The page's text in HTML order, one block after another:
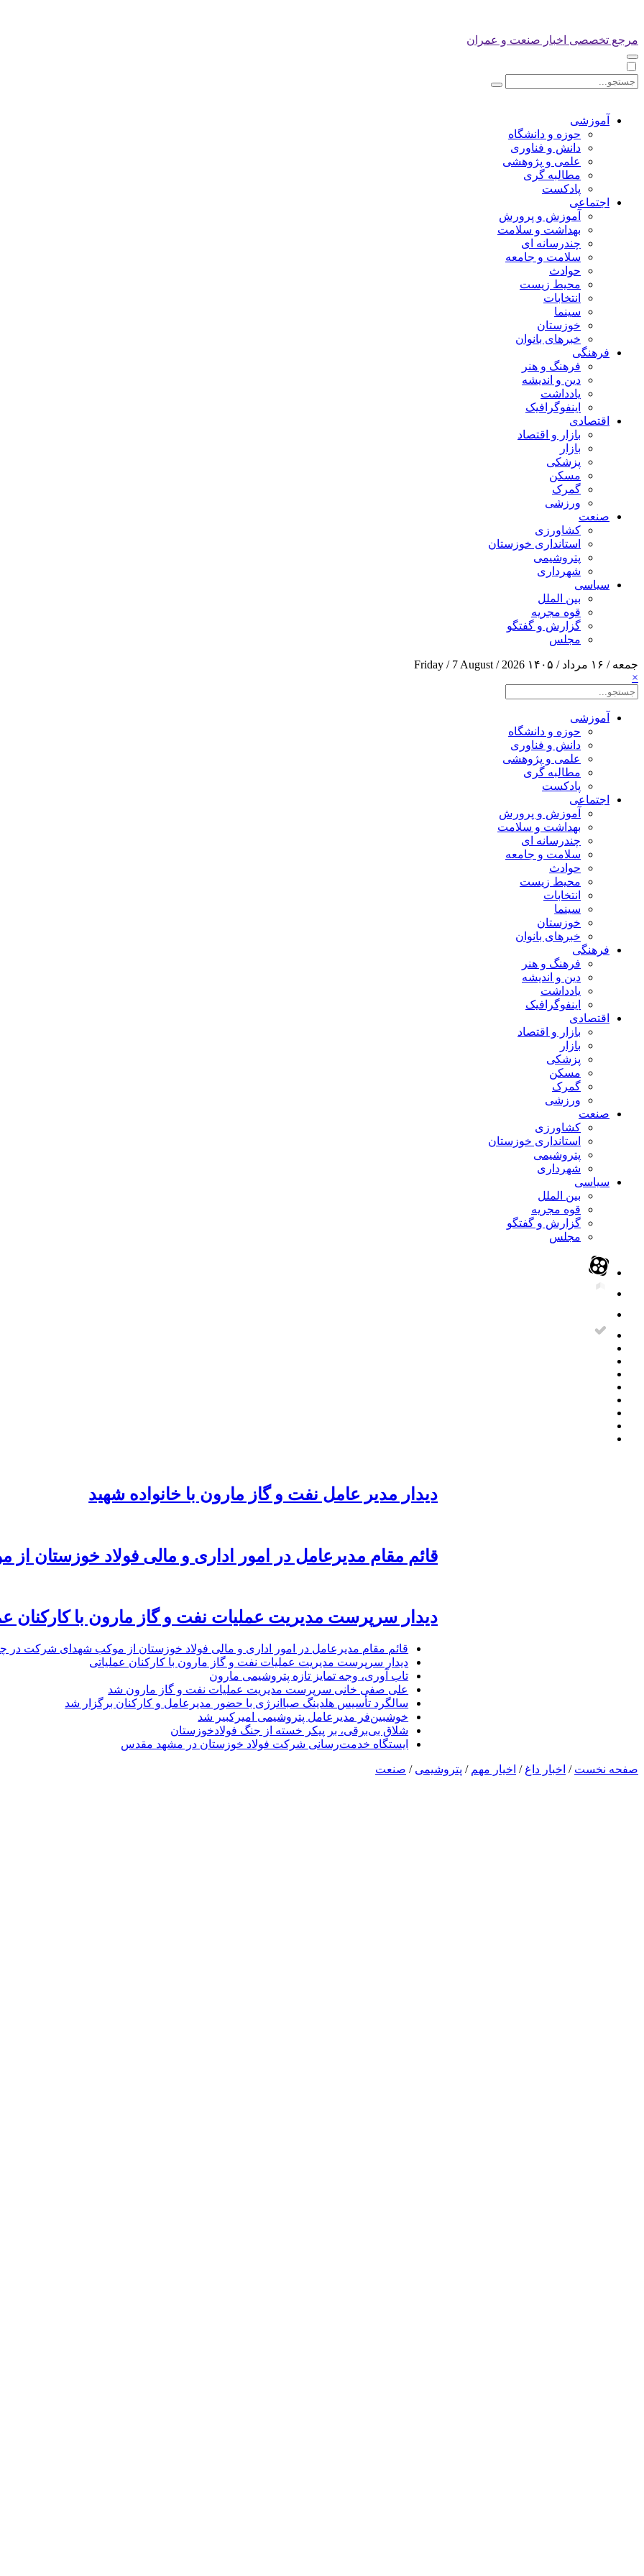
مرجع تخصصی اخبار صنعت و عمران
آموزشی
حوزه و دانشگاه
دانش و فناوری
علمی و پژوهشی
مطالبه گری
پادکست
اجتماعی
آموزش و پرورش
بهداشت و سلامت
چندرسانه ای
سلامت و جامعه
حوادث
محیط زیست
انتخابات
سینما
خوزستان
خبرهای بانوان
فرهنگی
فرهنگ و هنر
دین و اندیشه
یادداشت
اینفوگرافیک
اقتصادی
بازار و اقتصاد
بازار
پزشکی
مسکن
گمرک
ورزشی
صنعت
کشاورزی
استانداری خوزستان
پتروشیمی
شهرداری
سیاسی
بین الملل
قوه مجریه
گزارش و گفتگو
مجلس
جمعه / ۱۶ مرداد / ۱۴۰۵
Friday / 7 August / 2026
×
آموزشی
حوزه و دانشگاه
دانش و فناوری
علمی و پژوهشی
مطالبه گری
پادکست
اجتماعی
آموزش و پرورش
بهداشت و سلامت
چندرسانه ای
سلامت و جامعه
حوادث
محیط زیست
انتخابات
سینما
خوزستان
خبرهای بانوان
فرهنگی
فرهنگ و هنر
دین و اندیشه
یادداشت
اینفوگرافیک
اقتصادی
بازار و اقتصاد
بازار
پزشکی
مسکن
گمرک
ورزشی
صنعت
کشاورزی
استانداری خوزستان
پتروشیمی
شهرداری
سیاسی
بین الملل
قوه مجریه
گزارش و گفتگو
مجلس
دیدار مدیر عامل نفت و گاز مارون با خانواده شهید
قائم مقام مدیرعامل در امور اداری و مالی فولاد خوزستان
دیدار سرپرست مدیریت عملیات نفت و گاز مارون با کارکنان
قائم مقام مدیرعامل در امور اداری و مالی فولاد خوزستان از موکب شهدای شرکت در
دیدار سرپرست مدیریت عملیات نفت و گاز مارون با کارکنان عملیاتی
تاب آوری، وجه تمایز تازه پتروشیمی مارون
علی صفی خانی سرپرست مدیریت عملیات نفت و گاز مارون شد
سالگرد تأسیس هلدینگ صباانرژی با حضور مدیرعامل و کارکنان برگزار شد
خوشبین‌فر مدیرعامل پتروشیمی امیرکبیر شد
شلاق‌ بی‌برقی، بر پیکر خسته‌ از جنگ فولادخوزستان
ایستگاه خدمت‌رسانی شرکت فولاد خوزستان در مشهد مقدس
صفحه نخست / اخبار داغ / اخیار مهم / پتروشیمی / صنعت